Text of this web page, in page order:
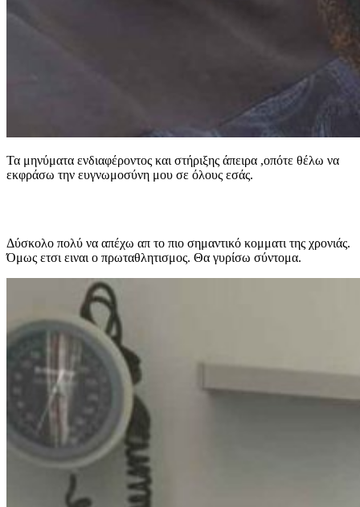
Τα μηνύματα ενδιαφέροντος και στήριξης άπειρα ,οπότε θέλω να
εκφράσω την ευγνωμοσύνη μου σε όλους εσάς.
Δύσκολο πολύ να απέχω απ το πιο σημαντικό κομματι της χρονιάς.
Όμως ετσι ειναι ο πρωταθλητισμος. Θα γυρίσω σύντομα.